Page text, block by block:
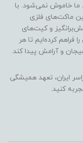
ما خاموش نمی‌شود. با
ماکت‌های فلزی
و کیت‌های
کرده‌ایم تا هر
و آرامش پیدا کند.
ایران، تعهد همیشگی
کنید.